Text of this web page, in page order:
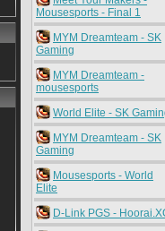
Mousesports - Final 1
MYM Dreamteam - SK
Gaming
MYM Dreamteam -
mousesports
World Elite - SK
MYM Dreamteam - SK
Gaming
Mousesports - World
Elite
D-Link PGS -